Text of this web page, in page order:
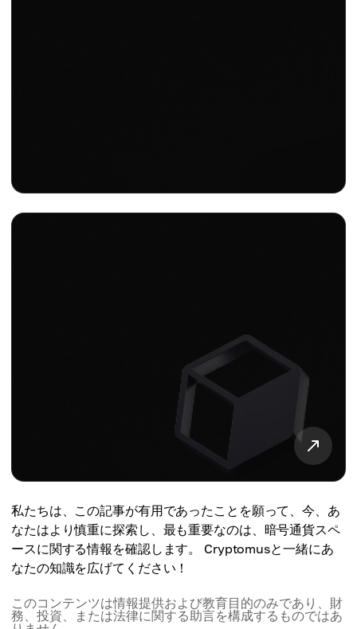
私たちは、この記事が有用であったことを願って、今、あ
なたはより慎重に探索し、最も重要なのは、暗号通貨スペ
ースに関する情報を確認します。 Cryptomusと一緒にあ
なたの知識を広げてください！
このコンテンツは情報提供および教育目的のみであり、財
務、投資、または法律に関する助言を構成するものではあ